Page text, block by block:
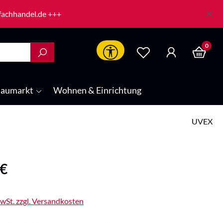
+++
Werkzeugleiste anzeigen
0
Wohnen & Einrichtung
UVEX
zzgl. Versandkosten